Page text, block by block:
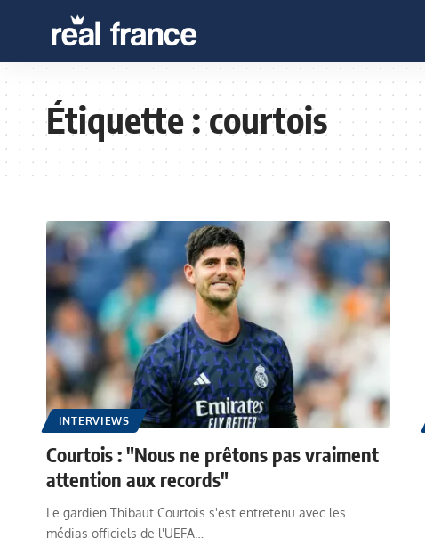
Étiquette :courtois
INTERVIEWS
Courtois : "Nous ne prêtons pas vraiment
attention aux records"
Le gardien Thibaut Courtois s'est entretenu avec les
médias officiels de l'UEFA…